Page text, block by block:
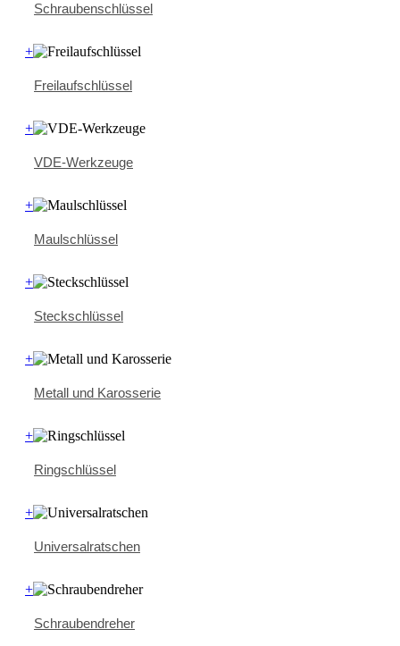
Schraubenschlüssel
+
Freilaufschlüssel
+
VDE-Werkzeuge
+
Maulschlüssel
+
Steckschlüssel
+
Metall und Karosserie
+
Ringschlüssel
+
Universalratschen
+
Schraubendreher